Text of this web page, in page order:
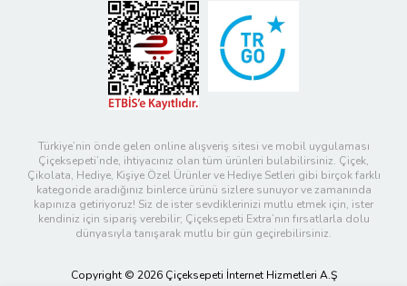
Türkiye’nin önde gelen online alışveriş sitesi ve mobil uygulaması
Çiçeksepeti’nde, ihtiyacınız olan tüm ürünleri bulabilirsiniz. Çiçek,
Çikolata, Hediye, Kişiye Özel Ürünler ve Hediye Setleri gibi birçok farklı
kategoride aradığınız binlerce ürünü sizlere sunuyor ve zamanında
kapınıza getiriyoruz! Siz de ister sevdiklerinizi mutlu etmek için, ister
kendiniz için sipariş verebilir; Çiçeksepeti Extra’nın fırsatlarla dolu
dünyasıyla tanışarak mutlu bir gün geçirebilirsiniz.
Copyright © 2026 Çiçeksepeti İnternet Hizmetleri A.Ş